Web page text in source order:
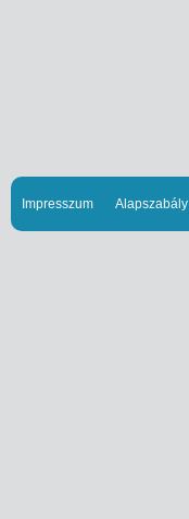
Impresszum Alapszabály